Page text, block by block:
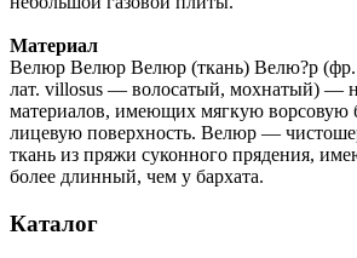
Материал
Велюр Велюр Велюр (ткань) Велю?р (фр.
лат. villosus — волосатый, мохнатый) —
материалов, имеющих мягкую ворсовую
лицевую поверхность. Велюр —
ткань из пряжи суконного прядения,
более длинный, чем у бархата.
Каталог